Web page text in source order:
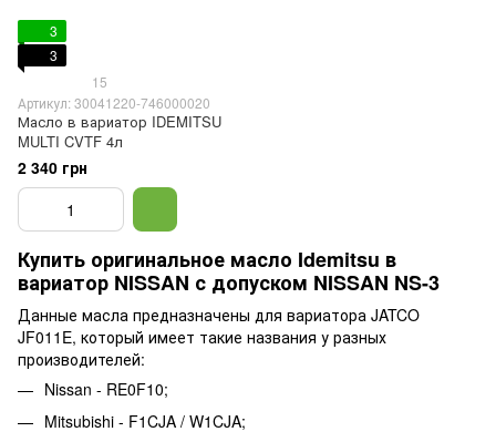
3
3
15
Артикул: 30041220-746000020
Масло в вариатор IDEMITSU
MULTI CVTF 4л
2 340 грн
Купить оригинальное масло Idemitsu в
вариатор NISSAN с допуском NISSAN NS-3
Данные масла предназначены для вариатора JATCO
JF011E, который имеет такие названия у разных
производителей:
Nissan - RE0F10;
Mitsubishi - F1CJA / W1CJA;